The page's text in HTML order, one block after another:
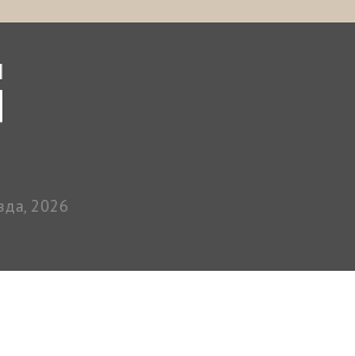
2026